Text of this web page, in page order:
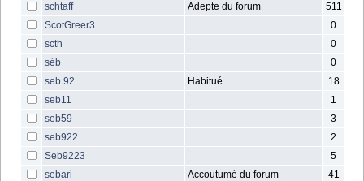
schtaff
Adepte du forum
511
ScotGreer3
0
scth
0
séb
0
seb 92
Habitué
18
seb11
1
seb59
3
seb922
2
Seb9223
5
sebari
Accoutumé du forum
41